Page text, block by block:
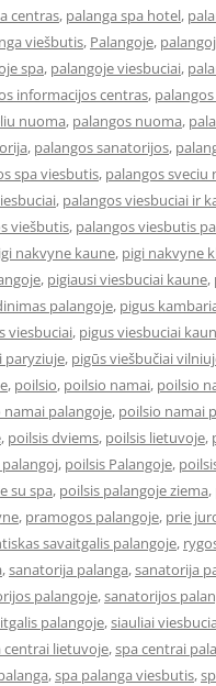
centras, palanga spa hotel,
viešbutis, Palangoje,
spa, palangoje viesbuciai,
informacijos centras,
nuoma, palangos nuoma,
, palangos sanatorijos,
spa viesbutis, palangos sveciu
, palangos viesbuciai ir
viešbutis, palangos viesbutis
nakvyne kaune, pigi nakvyne
, pigiausi viesbuciai kaune,
palangoje, pigus
viesbuciai, pigus viesbuciai
paryziuje, pigūs viešbučiai
, poilsio, poilsio namai, poilsio
namai palangoje, poilsio namai
, poilsis dviems, poilsis lietuvoje,
, poilsis Palangoje,
su spa, poilsis palangoje ziema,
, pramogos palangoje, prie
savaitgalis palangoje,
,sanatorija palanga,sanatorija
palangoje,sanatorijos
palangoje,siauliai
centrai lietuvoje,spa centrai
,spa palanga viesbutis,